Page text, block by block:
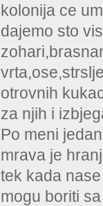
kolonija ce
dajemo sto
otrovnih
za njih i
Po meni
mrava je
tek kada
mogu boriti